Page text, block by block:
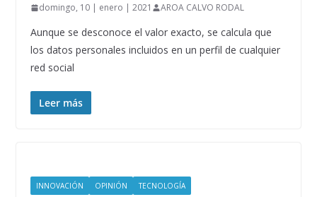
domingo, 10 | enero | 2021 AROA CALVO RODAL
Aunque se desconoce el valor exacto, se calcula que
los datos personales incluidos en un perfil de cualquier
red social
Leer más
INNOVACIÓN OPINIÓN TECNOLOGÍA